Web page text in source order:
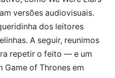
versões audiovisuais.
dos leitores
A seguir, reunimos
repetir o feito — e um
Game of Thrones em